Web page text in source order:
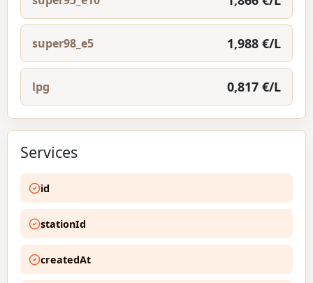
super98_e5 1,988 €/L
lpg 0,817 €/L
Services
id
stationId
createdAt